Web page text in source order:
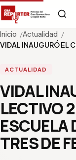
Inicio
Actualidad
VIDAL INAUGURÓ EL
ACTUALIDAD
VIDAL
LECTIVO
ESCUELA
TRES DE